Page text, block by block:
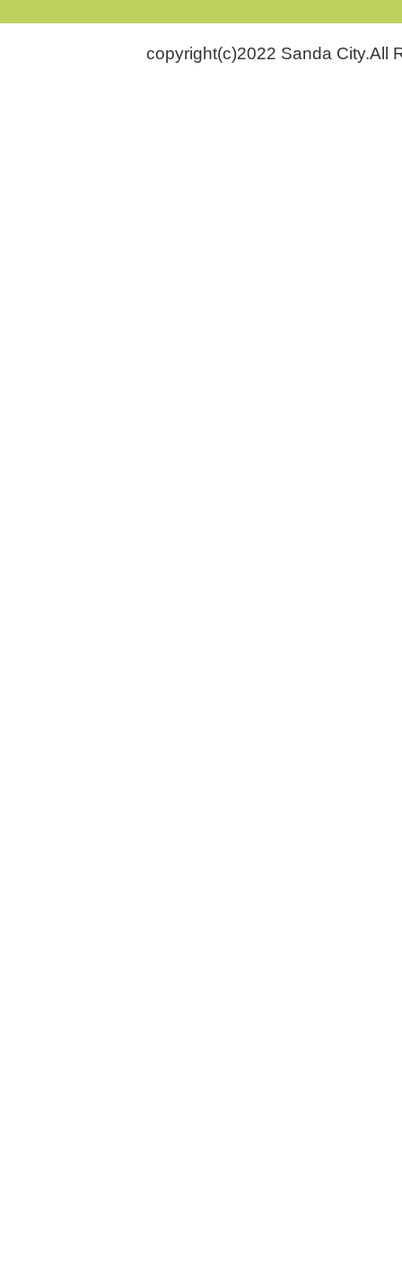
copyright(c)2022 Sanda City.All